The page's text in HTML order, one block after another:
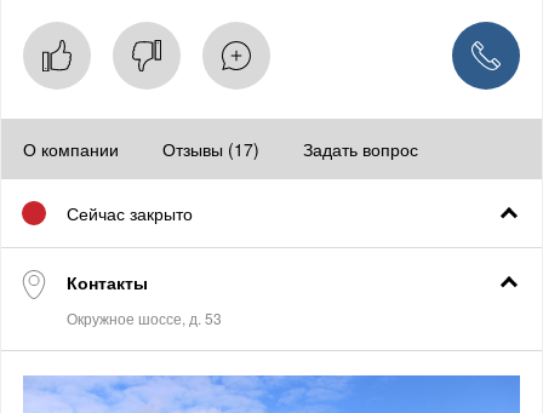
О компании Отзывы (17) Задать вопрос
Сейчас закрыто
Контакты